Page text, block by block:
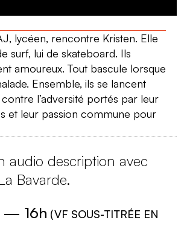
lycéen, rencontre Kristen. Elle
surf, lui de skateboard. Ils
amoureux. Tout bascule lorsque
Ensemble, ils se lancent
l’adversité portés par leur
et leur passion commune pour
audio description avec
Bavarde.
— 16h (VF SOUS-TITRÉE EN